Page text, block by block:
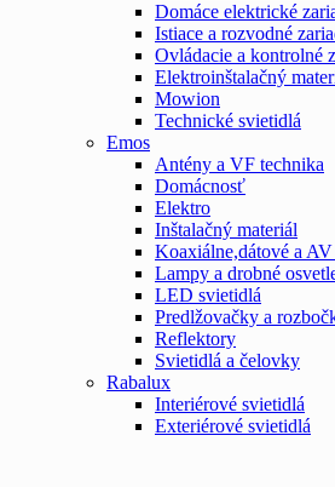
Domáce elektrické
Istiace a rozvodné
Ovládacie a kontrolné
Elektroinštalačný
Mowion
Technické svietidlá
Emos
Antény a VF technika
Domácnosť
Elektro
Inštalačný materiál
Koaxiálne,dátové a
Lampy a drobné
LED svietidlá
Predlžovačky a
Reflektory
Svietidlá a čelovky
Rabalux
Interiérové svietidlá
Exteriérové svietidlá